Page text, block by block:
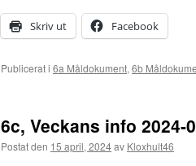
Skriv ut Facebook
Publicerat i 6a Måldokument, 6b
6c, Veckans info 2024-
Postat den 15 april, 2024av Kloxhult46